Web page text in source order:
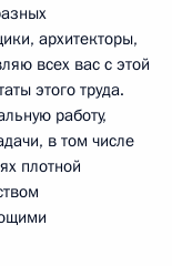
архитекторы,
всех вас с этой
этого труда.
работу,
в том числе
плотной